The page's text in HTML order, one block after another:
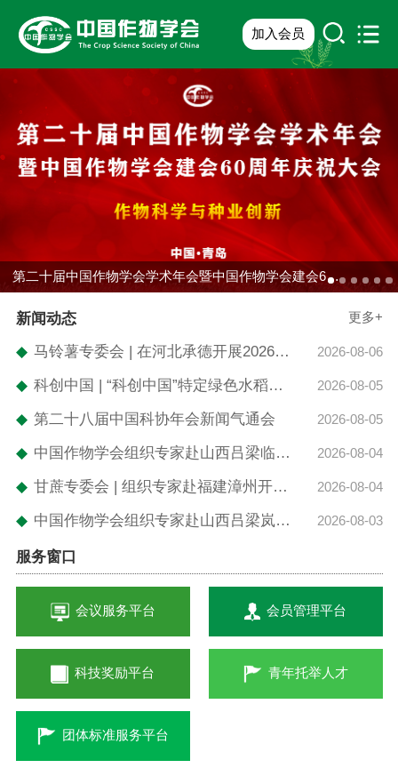
加入会员
第二十届中国作物学会学术年会暨中国作物学会建会60周年庆祝大会
新闻动态 更多+
◆ 马铃薯专委会 | 在河北承德开展2026年度第106期“百名科学家讲党课”主题党建活动 2026-08-06
◆ 科创中国 | “科创中国”特定绿色水稻产业技术现场观摩会在四川成都天府现代种业园举行 2026-08-05
◆ 第二十八届中国科协年会新闻气通会 2026-08-05
◆ 中国作物学会组织专家赴山西吕梁临县开展定点科技帮扶农技培训 2026-08-04
◆ 甘蔗专委会 | 组织专家赴福建漳州开展果蔗科技服务 2026-08-04
◆ 中国作物学会组织专家赴山西吕梁岚县开展定点科技帮扶活动 2026-08-03
服务窗口
会议服务平台 会员管理平台
科技奖励平台 青年托举人才
团体标准服务平台